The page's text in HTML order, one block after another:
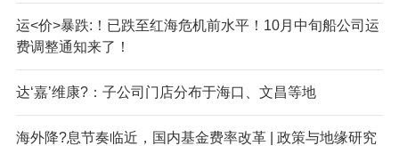
运<价>暴跌:！已跌至红海危机前水平！10月中旬船公司运
费调整通知来了！
达‘嘉’维康?：子公司门店分布于海口、文昌等地
海外降?息节奏临近，国内基金费率改革 | 政策与地缘研究